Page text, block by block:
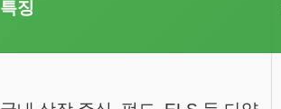
특징